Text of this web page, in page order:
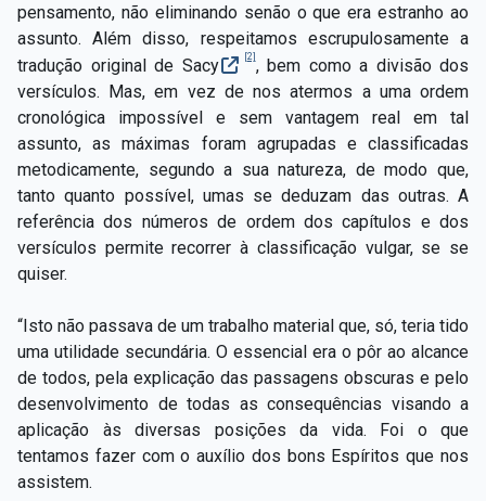
pensamento, não eliminando senão o que era estranho ao
assunto. Além disso, respeitamos escrupulosamente a
tradução original de Sacy
[2], bem como a divisão dos
versículos. Mas, em vez de nos atermos a uma ordem
cronológica impossível e sem vantagem real em tal
assunto, as máximas foram agrupadas e classificadas
metodicamente, segundo a sua natureza, de modo que,
tanto quanto possível, umas se deduzam das outras. A
referência dos números de ordem dos capítulos e dos
versículos permite recorrer à classificação vulgar, se se
quiser.
“Isto não passava de um trabalho material que, só, teria tido
uma utilidade secundária. O essencial era o pôr ao alcance
de todos, pela explicação das passagens obscuras e pelo
desenvolvimento de todas as consequências visando a
aplicação às diversas posições da vida. Foi o que
tentamos fazer com o auxílio dos bons Espíritos que nos
assistem.